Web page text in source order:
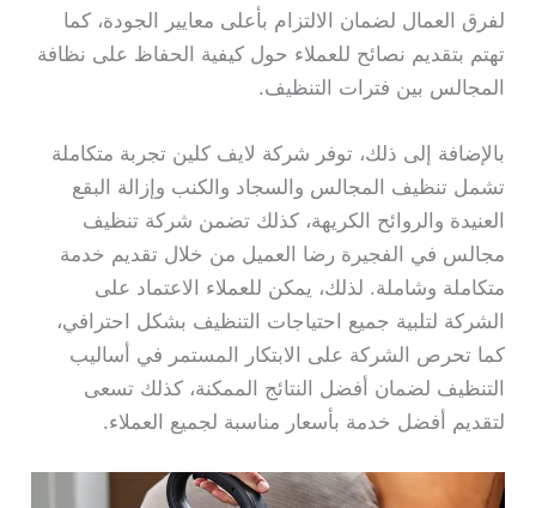
لفرق العمال لضمان الالتزام بأعلى معايير الجودة، كما
تهتم بتقديم نصائح للعملاء حول كيفية الحفاظ على نظافة
المجالس بين فترات التنظيف.
بالإضافة إلى ذلك، توفر شركة لايف كلين تجربة متكاملة
تشمل تنظيف المجالس والسجاد والكنب وإزالة البقع
العنيدة والروائح الكريهة، كذلك تضمن شركة تنظيف
مجالس في الفجيرة رضا العميل من خلال تقديم خدمة
متكاملة وشاملة. لذلك، يمكن للعملاء الاعتماد على
الشركة لتلبية جميع احتياجات التنظيف بشكل احترافي،
كما تحرص الشركة على الابتكار المستمر في أساليب
التنظيف لضمان أفضل النتائج الممكنة، كذلك تسعى
لتقديم أفضل خدمة بأسعار مناسبة لجميع العملاء.